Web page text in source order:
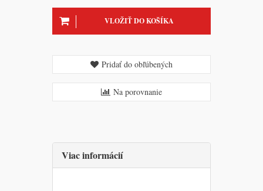
VLOŽIŤ DO KOŠÍKA
Pridať do obľúbených
Na porovnanie
Viac informácií